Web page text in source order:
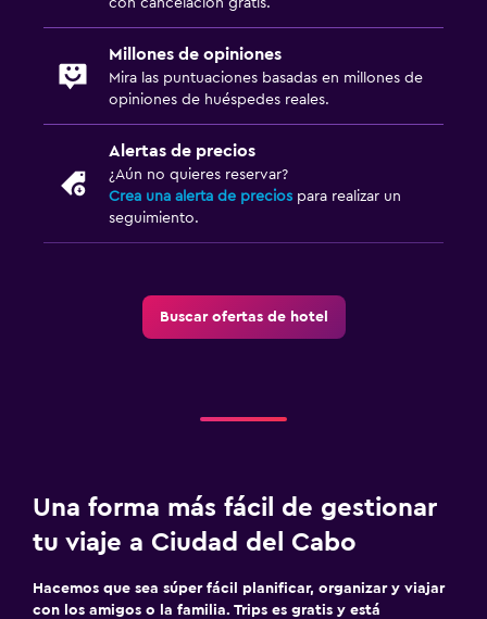
Cámaras CCTV en el exterior
Seguridad las 24 horas
Botiquín de primeros auxilios
Caja fuerte
Sistema de entretenimiento
TV por cable o vía satélite
Servicio de streaming
Mantas eléctricas
Camas extralargas (+2 m)
Despertador
Millones de opiniones
Mira las puntuaciones basadas en millones de
opiniones de huéspedes reales.
Alertas de precios
¿Aún no quieres reservar?
Crea una alerta de precios para realizar un
seguimiento.
Buscar ofertas de hotel
Una forma más fácil de gestionar
tu viaje a Ciudad del Cabo
Hacemos que sea súper fácil planificar, organizar y viajar
con los amigos o la familia. Trips es gratis y está